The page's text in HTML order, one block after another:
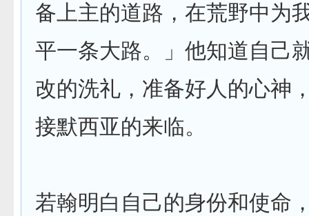
备上主的道路，在荒野中为
平一条大路。」他知道自己
改的洗礼，准备好人的心神
接默西亚的来临。
若翰明白自己的身份和使命